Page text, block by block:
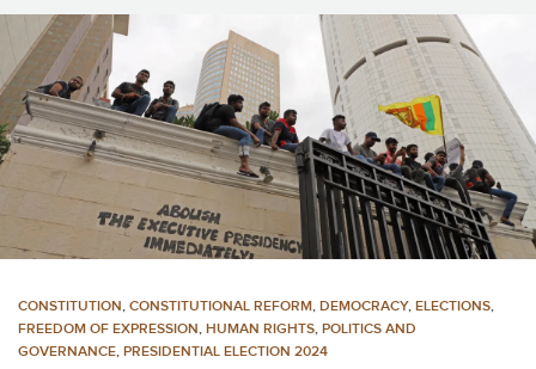
i
n
c
o
n
CONSTITUTION, CONSTITUTIONAL REFORM, DEMOCRACY, ELECTIONS,
FREEDOM OF EXPRESSION, HUMAN RIGHTS, POLITICS AND
GOVERNANCE, PRESIDENTIAL ELECTION 2024